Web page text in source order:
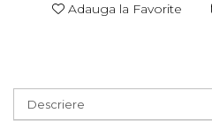
Adauga la Favorite
Descriere